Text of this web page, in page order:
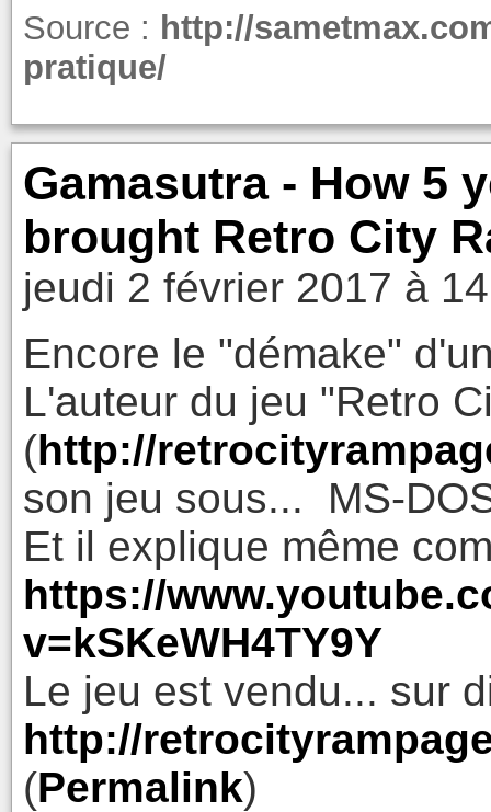
Source : http://
pratique/
Gamasutra - How 5
brought Retro City
jeudi 2 février 2017 à
Encore le "démake"
L'auteur du jeu "Retro
(http://
son jeu sous... MS-
Et il explique même
https://
v=kSKeWH4TY9Y
Le jeu est vendu... sur
http://
(Permalink)